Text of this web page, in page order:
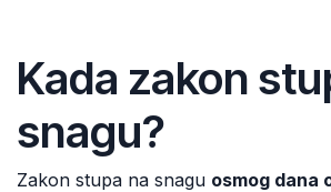
Kada zakon
snagu?
Zakon stupa na snagu osmog dana